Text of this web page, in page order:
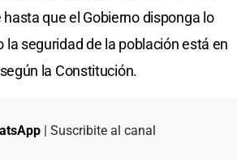
que el Gobierno disponga lo
la seguridad de la población está en
la Constitución.
| Suscribite al canal